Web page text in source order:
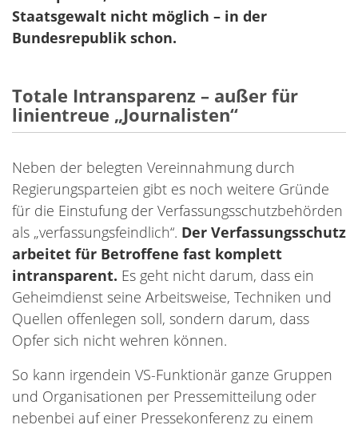
Staatsgewalt nicht möglich – in der
Bundesrepublik schon.
Totale Intransparenz – außer für
linientreue „Journalisten“
Neben der belegten Vereinnahmung durch
Regierungsparteien gibt es noch weitere Gründe
für die Einstufung der Verfassungsschutzbehörden
als „verfassungsfeindlich“. Der Verfassungsschutz
arbeitet für Betroffene fast komplett
intransparent. Es geht nicht darum, dass ein
Geheimdienst seine Arbeitsweise, Techniken und
Quellen offenlegen soll, sondern darum, dass
Opfer sich nicht wehren können.
So kann irgendein VS-Funktionär ganze Gruppen
und Organisationen per Pressemitteilung oder
nebenbei auf einer Pressekonferenz zu einem